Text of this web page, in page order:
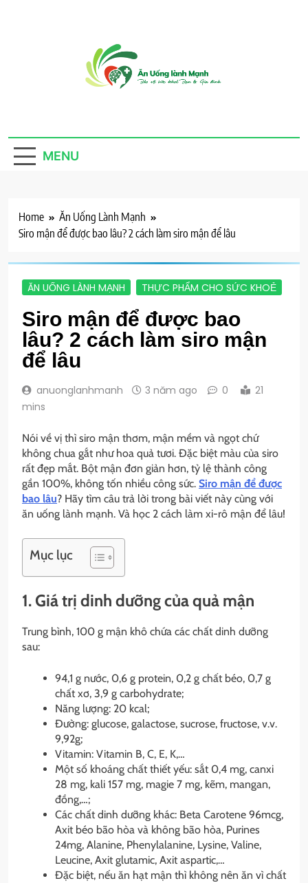
Mạnh
MENU
Home
Ăn Uống Lành Mạnh
Siro mận để được bao lâu? 2 cách làm siro mận để lâu
ĂN UỐNG LÀNH MẠNH THỰC PHẨM CHO SỨC KHOẺ
Siro mận để được bao
lâu? 2 cách làm siro mận
để lâu
anuonglanhmanh 3 năm ago 0
21
mins
Nói về vị thì siro mận thơm, mận mềm và ngọt chứ
không chua gắt như hoa quả tươi. Đặc biệt màu của siro
rất đẹp mắt. Bột mận đơn giản hơn, tỷ lệ thành công
gần 100%, không tốn nhiều công sức. Siro mận để được
bao lâu? Hãy tìm câu trả lời trong bài viết này cùng với
ăn uống lành mạnh. Và học 2 cách làm xi-rô mận để lâu!
Mục lục
1. Giá trị dinh dưỡng của quả mận
Trung bình, 100 g mận khô chứa các chất dinh dưỡng
sau:
94,1 g nước, 0,6 g protein, 0,2 g chất béo, 0,7 g
chất xơ, 3,9 g carbohydrate;
Năng lượng: 20 kcal;
Đường: glucose, galactose, sucrose, fructose, v.v.
9,92g;
Vitamin: Vitamin B, C, E, K,…
Một số khoáng chất thiết yếu: sắt 0,4 mg, canxi
28 mg, kali 157 mg, magie 7 mg, kẽm, mangan,
đồng,…;
Các chất dinh dưỡng khác: Beta Carotene 96mcg,
Axit béo bão hòa và không bão hòa, Purines
24mg, Alanine, Phenylalanine, Lysine, Valine,
Leucine, Axit glutamic, Axit aspartic,…
Đặc biệt, nếu ăn hạt mận thì không nên ăn vì chất